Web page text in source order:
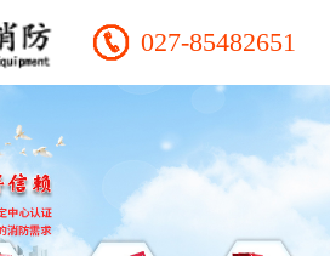
027-85482651